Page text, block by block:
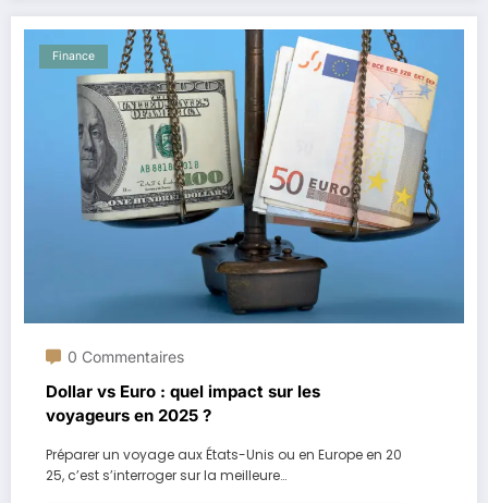
Finance
0 Commentaires
Dollar vs Euro : quel impact sur les
voyageurs en 2025 ?
Préparer un voyage aux États-Unis ou en Europe en 20
25, c’est s’interroger sur la meilleure…